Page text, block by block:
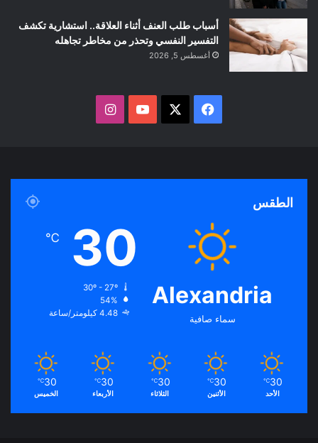
أسباب طلب العنف أثناء العلاقة.. استشارية تكشف
التفسير النفسي وتحذر من مخاطر تجاهله
أغسطس 5, 2026
ك
u
ر
م
الطقس
Alexandria
سماء صافية
30
℃
54%
4.48 كيلومتر/ساعة
30
℃
الأحد
30
℃
الأثنين
30
℃
الثلاثاء
30
℃
الأربعاء
30
℃
الخميس